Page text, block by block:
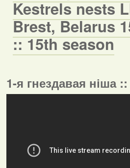
Kestrels nests
Brest, Belarus
:: 15th season
1-я гнездавая ніша